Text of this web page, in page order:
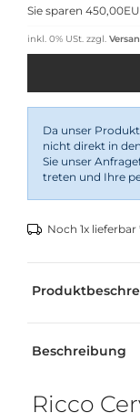
Sie sparen
inkl. 0% USt. zzgl.
Da unser
nicht direkt in
Sie unser
treten und Ihre
Noch 1x lieferbar
Beschreibung
Ricco